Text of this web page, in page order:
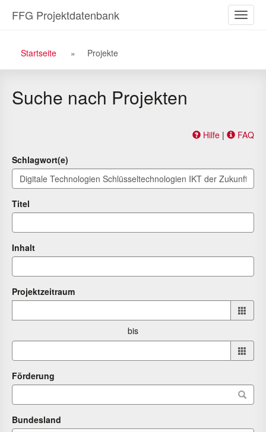
den
Inhalt
ein-/
FFG Projektdatenbank
Breadcrumb
Navigation
Startseite Projekte
Suche nach Projekten
Hilfe | FAQ
Schlagwort(e)
Titel
Inhalt
Projektzeitraum
von
bis
Förderung
Bundesland